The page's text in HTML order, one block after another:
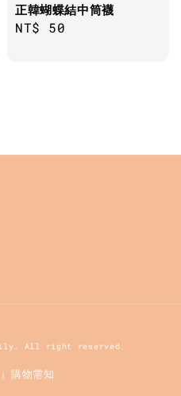
正韓蝴蝶結中筒襪
Regular
NT$ 50
All right reserved.
|購物需知